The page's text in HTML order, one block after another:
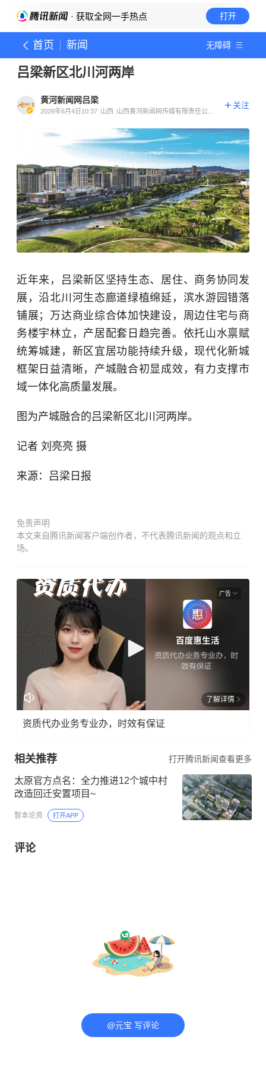
· 获取全网一手热点 打开
首页 新闻 无障碍
吕梁新区北川河两岸
黄河新闻网吕梁
2026年6月4日10:37 山西 山西黄河新闻网传媒有限责任公司
关注
近年来，吕梁新区坚持生态、居住、商务协同发
展，沿北川河生态廊道绿植绵延，滨水游园错落
铺展；万达商业综合体加快建设，周边住宅与商
务楼宇林立，产居配套日趋完善。依托山水禀赋
统筹城建，新区宜居功能持续升级，现代化新城
框架日益清晰，产城融合初显成效，有力支撑市
域一体化高质量发展。
图为产城融合的吕梁新区北川河两岸。
记者 刘亮亮 摄
来源：吕梁日报
免责声明
本文来自腾讯新闻客户端创作者，不代表腾讯新闻的观点和立
场。
广告
了解详情
资质代办业务专业办，时效有保证
相关推荐 打开腾讯新闻查看更多
太原官方点名：全力推进12个城中村
改造回迁安置项目~
智本论资 打开APP
评论
@元宝 写评论